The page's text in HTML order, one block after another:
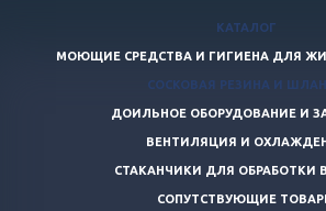
КАТАЛОГ
МОЮЩИЕ СРЕДСТВА И ГИГИЕНА ДЛЯ
СОСКОВАЯ РЕЗИНА И
ДОИЛЬНОЕ ОБОРУДОВАНИЕ И
ВЕНТИЛЯЦИЯ И
СТАКАНЧИКИ ДЛЯ ОБРАБОТКИ
СОПУТСТВУЮЩИЕ